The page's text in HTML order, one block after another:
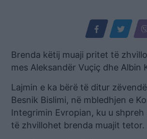
Brenda këtij muaji pritet të
mes Aleksandër Vuçiç dhe Albin
Lajmin e ka bërë të ditur
Besnik Bislimi, në mbledhjen e
Integrimin Evropian, ku u shpreh
të zhvillohet brenda muajit tetor.